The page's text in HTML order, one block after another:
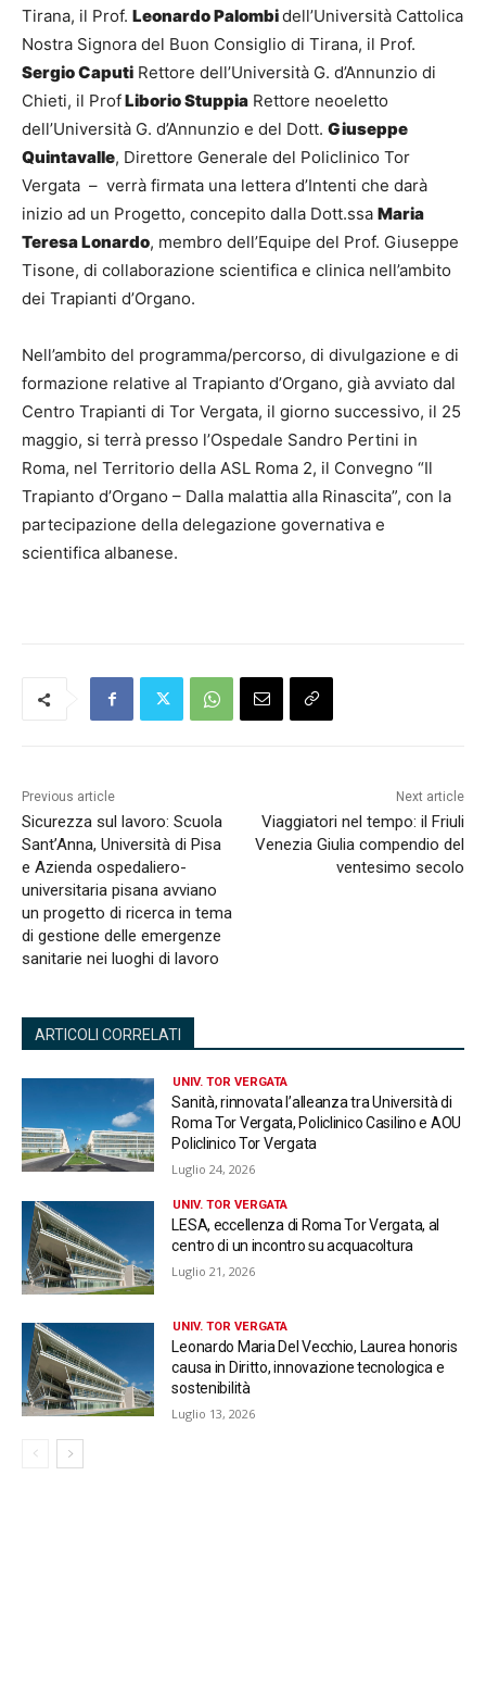
Tirana, il Prof. Leonardo Palombidell’Università Cattolica
Nostra Signora del Buon Consiglio di Tirana, il Prof.
Sergio Caputi Rettore dell’Università G. d’Annunzio di
Chieti, il ProfLiborio Stuppia Rettore neoeletto
dell’Università G. d’Annunzio e del Dott. Giuseppe
Quintavalle, Direttore Generale del Policlinico Tor
Vergata – verrà firmata una lettera d’Intenti che darà
inizio ad un Progetto, concepito dalla Dott.ssa Maria
Teresa Lonardo, membro dell’Equipe del Prof. Giuseppe
Tisone, di collaborazione scientifica e clinica nell’ambito
dei Trapianti d’Organo.
Nell’ambito del programma/percorso, di divulgazione e di
formazione relative al Trapianto d’Organo, già avviato dal
Centro Trapianti di Tor Vergata, il giorno successivo, il 25
maggio, si terrà presso l’Ospedale Sandro Pertini in
Roma, nel Territorio della ASL Roma 2, il Convegno “Il
Trapianto d’Organo – Dalla malattia alla Rinascita”, con la
partecipazione della delegazione governativa e
scientifica albanese.
Previous article
Sicurezza sul lavoro: Scuola
Sant’Anna, Università di Pisa
e Azienda ospedaliero-
universitaria pisana avviano
un progetto di ricerca in tema
di gestione delle emergenze
sanitarie nei luoghi di lavoro
Next article
Viaggiatori nel tempo: il Friuli
Venezia Giulia compendio del
ventesimo secolo
ARTICOLI CORRELATI
UNIV. TOR VERGATA
Sanità, rinnovata l’alleanza tra Università di
Roma Tor Vergata, Policlinico Casilino e AOU
Policlinico Tor Vergata
Luglio 24, 2026
UNIV. TOR VERGATA
LESA, eccellenza di Roma Tor Vergata, al
centro di un incontro su acquacoltura
Luglio 21, 2026
UNIV. TOR VERGATA
Leonardo Maria Del Vecchio, Laurea honoris
causa in Diritto, innovazione tecnologica e
sostenibilità
Luglio 13, 2026